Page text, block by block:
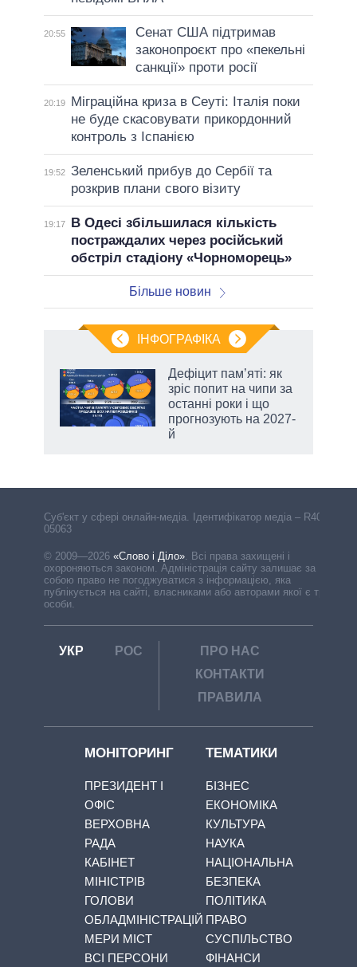
20:55
Сенат США підтримав
законопроєкт про «пекельні
санкції» проти росії
20:19
Міграційна криза в Сеуті: Італія поки
не буде скасовувати прикордонний
контроль з Іспанією
19:52 Зеленський прибув до Сербії та
розкрив плани свого візиту
19:17
В Одесі збільшилася кількість
постраждалих через російський
обстріл стадіону «Чорноморець»
Більше новин
ІНФОГРАФІКА
Дефіцит пам’яті: як
зріс попит на чипи за
останні роки і що
прогнозують на 2027-
й
Cуб'єкт у сфері онлайн-медіа. Ідентифікатор медіа – R40-
05063
© 2009—2026 «Слово і Діло». Всі права захищені і
охороняються законом. Адміністрація сайту залишає за
собою право не погоджуватися з інформацією, яка
публікується на сайті, власниками або авторами якої є треті
особи.
УКР РОС
ПРО НАС
КОНТАКТИ
ПРАВИЛА
МОНІТОРИНГ
ПРЕЗИДЕНТ І
ОФІС
ВЕРХОВНА
РАДА
КАБІНЕТ
МІНІСТРІВ
ГОЛОВИ
ОБЛАДМІНІСТРАЦІЙ
МЕРИ МІСТ
ВСІ ПЕРСОНИ
ТЕМАТИКИ
БІЗНЕС
ЕКОНОМІКА
КУЛЬТУРА
НАУКА
НАЦІОНАЛЬНА
БЕЗПЕКА
ПОЛІТИКА
ПРАВО
СУСПІЛЬСТВО
ФІНАНСИ